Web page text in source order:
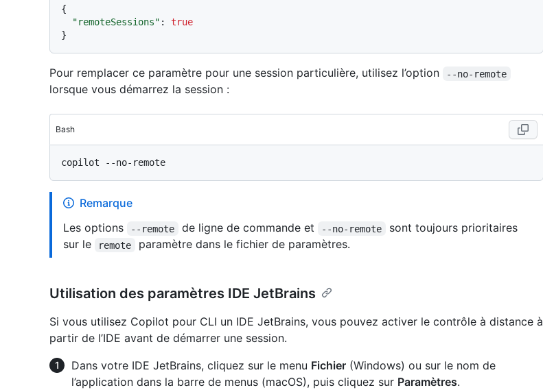
{
"remoteSessions" :
true
}
Pour remplacer ce paramètre pour une session particulière, utilisez l’option --no-remote
lorsque vous démarrez la session :
Bash
Remarque
Les options
--remote de ligne de commande et --no-remote
sont toujours prioritaires
sur le
remote paramètre dans le fichier de paramètres.
Utilisation des paramètres IDE JetBrains
Si vous utilisez Copilot pour CLI un IDE JetBrains, vous pouvez activer le contrôle à distance à
partir de l’IDE avant de démarrer une session.
Dans votre IDE JetBrains, cliquez sur le menu Fichier (Windows) ou sur le nom de
l’application dans la barre de menus (macOS), puis cliquez sur Paramètres.